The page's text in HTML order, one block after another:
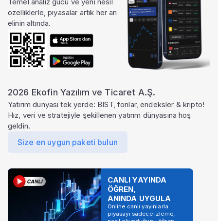
özelliklerle, piyasalar artık her an
elinin altında.
2026 Ekofin Yazılım ve Ticaret A.Ş.
Yatırım dünyası tek yerde: BIST, fonlar, endeksler & kripto!
Hız, veri ve stratejiyle şekillenen yatırım dünyasına hoş
geldin.
Size en uygun paketi bulun
CANLI YAYINDA
ÖĞREN,
ANINDA UYGULA
Online canlı yayınlarla
piyasayı sadece izleme,